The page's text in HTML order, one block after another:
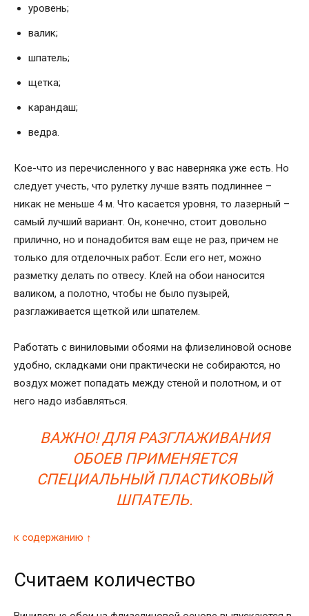
уровень;
валик;
шпатель;
щетка;
карандаш;
ведра.
Кое-что из перечисленного у вас наверняка уже есть. Но
следует учесть, что рулетку лучше взять подлиннее –
никак не меньше 4 м. Что касается уровня, то лазерный –
самый лучший вариант. Он, конечно, стоит довольно
прилично, но и понадобится вам еще не раз, причем не
только для отделочных работ. Если его нет, можно
разметку делать по отвесу. Клей на обои наносится
валиком, а полотно, чтобы не было пузырей,
разглаживается щеткой или шпателем.
Работать с виниловыми обоями на флизелиновой основе
удобно, складками они практически не собираются, но
воздух может попадать между стеной и полотном, и от
него надо избавляться.
ВАЖНО! ДЛЯ РАЗГЛАЖИВАНИЯ
ОБОЕВ ПРИМЕНЯЕТСЯ
СПЕЦИАЛЬНЫЙ ПЛАСТИКОВЫЙ
ШПАТЕЛЬ.
к содержанию ↑
Считаем количество